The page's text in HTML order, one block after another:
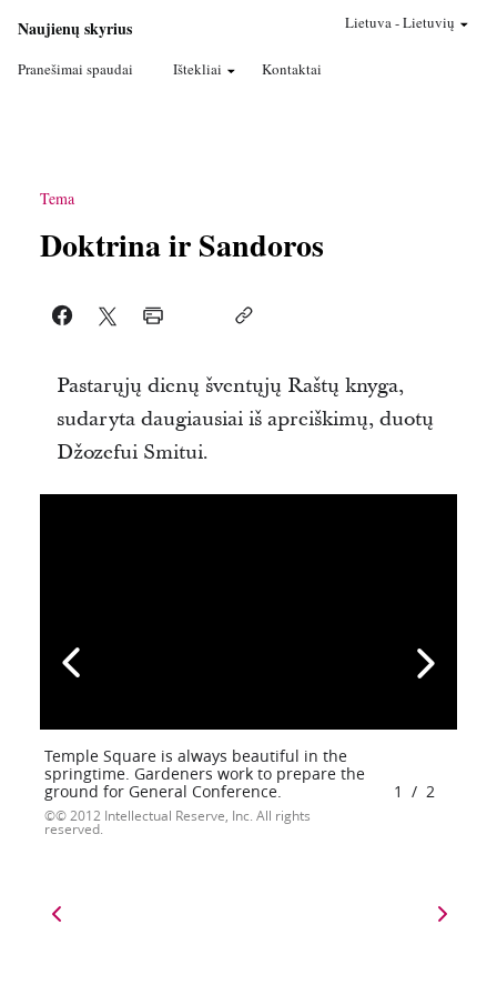
Naujienų skyrius
Pranešimai spaudai Ištekliai Kontaktai
Lietuva-Lietuvių
Tema
Doktrina ir Sandoros
Pastarųjų dienų šventųjų Raštų knyga,
sudaryta daugiausiai iš apreiškimų, duotų
Džozefui Smitui.
Temple Square is always beautiful in the
springtime. Gardeners work to prepare the
ground for General Conference.
© 2012 Intellectual Reserve, Inc. All rights
reserved.
1 / 2